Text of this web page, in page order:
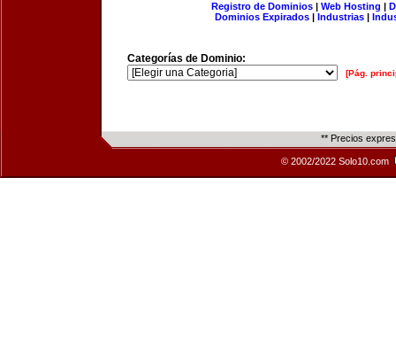
Registro de Dominios| Web Hosting |
Dominios Expirados | Industrias |
Categorías de Dominio:
[Pág.
** Precios
© 2002/2022 Solo10.com